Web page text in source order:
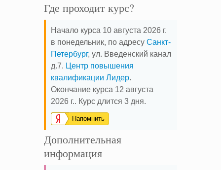
Где проходит курс?
Начало курса 10 августа 2026 г.
в понедельник, по адресу Санкт-
Петербург, ул. Введенский канал
д.7. Центр повышения
квалификации Лидер.
Окончание курса 12 августа
2026 г.. Курс длится 3 дня.
Напомнить
Дополнительная
информация